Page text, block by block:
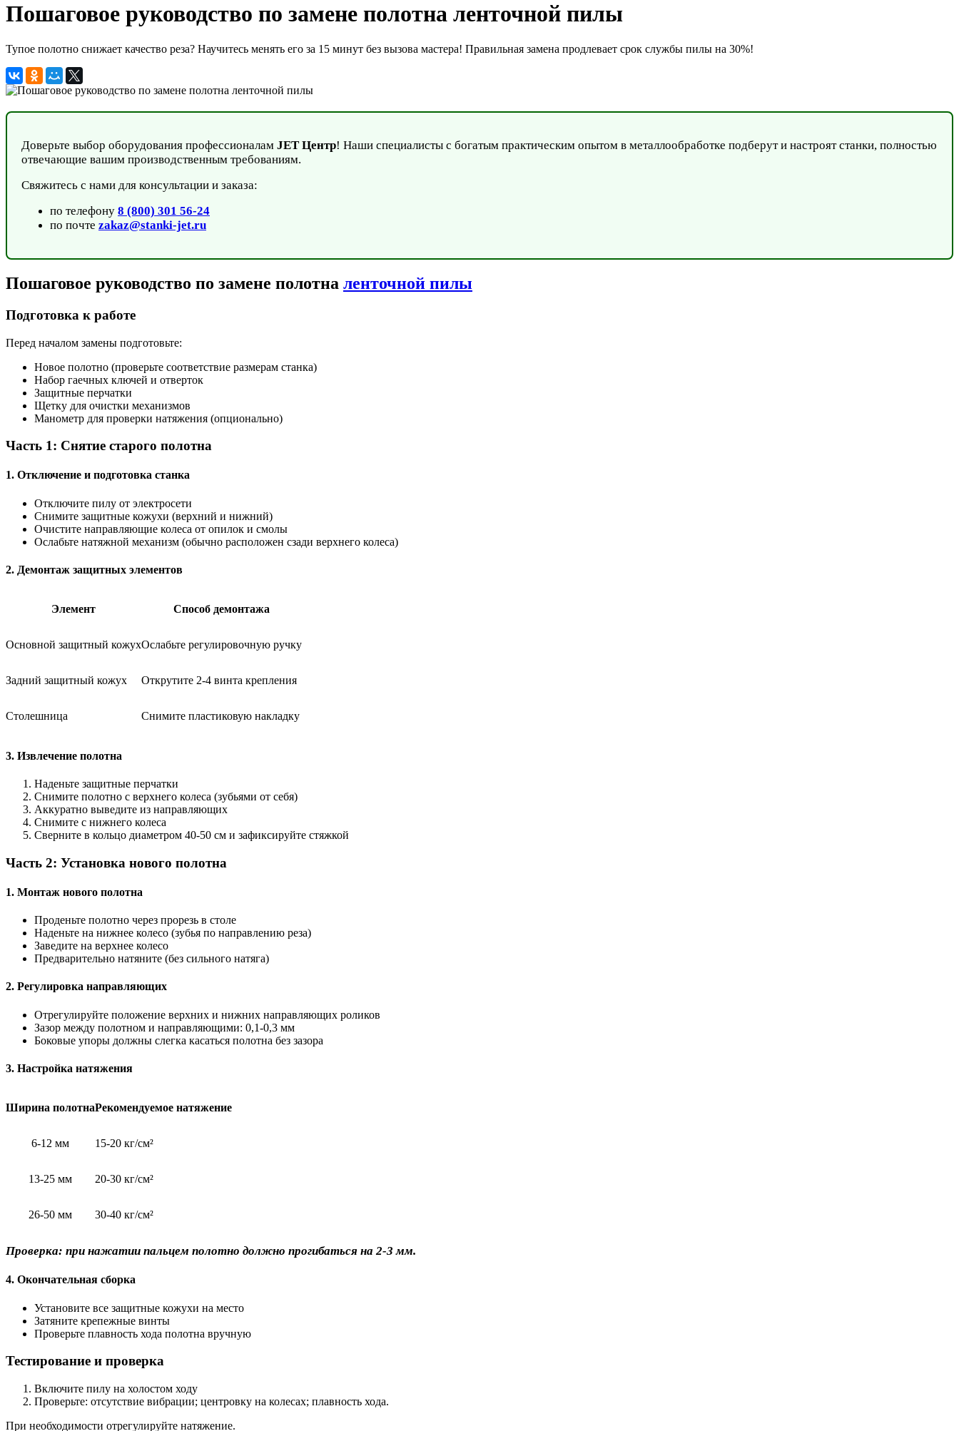
Пошаговое руководство по замене полотна ленточной пилы
Тупое полотно снижает качество реза? Научитесь менять его за 15 минут без вызова мастера! Правильная замена продлевает срок службы пилы на 30%!
Доверьте выбор оборудования профессионалам JET Центр! Наши специалисты с богатым практическим опытом в металлообработке подберут и настроят станки, полностью
отвечающие вашим производственным требованиям.
Свяжитесь с нами для консультации и заказа:
по телефону 8 (800) 301 56-24
по почте zakaz@stanki-jet.ru
Пошаговое руководство по замене полотна ленточной пилы
Подготовка к работе
Перед началом замены подготовьте:
Новое полотно (проверьте соответствие размерам станка)
Набор гаечных ключей и отверток
Защитные перчатки
Щетку для очистки механизмов
Манометр для проверки натяжения (опционально)
Часть 1: Снятие старого полотна
1. Отключение и подготовка станка
Отключите пилу от электросети
Снимите защитные кожухи (верхний и нижний)
Очистите направляющие колеса от опилок и смолы
Ослабьте натяжной механизм (обычно расположен сзади верхнего колеса)
2. Демонтаж защитных элементов
Элемент Способ демонтажа
Основной защитный кожухОслабьте регулировочную ручку
Задний защитный кожух Открутите 2-4 винта крепления
Столешница Снимите пластиковую накладку
3. Извлечение полотна
Наденьте защитные перчатки
Снимите полотно с верхнего колеса (зубьями от себя)
Аккуратно выведите из направляющих
Снимите с нижнего колеса
Сверните в кольцо диаметром 40-50 см и зафиксируйте стяжкой
Часть 2: Установка нового полотна
1. Монтаж нового полотна
Проденьте полотно через прорезь в столе
Наденьте на нижнее колесо (зубья по направлению реза)
Заведите на верхнее колесо
Предварительно натяните (без сильного натяга)
2. Регулировка направляющих
Отрегулируйте положение верхних и нижних направляющих роликов
Зазор между полотном и направляющими: 0,1-0,3 мм
Боковые упоры должны слегка касаться полотна без зазора
3. Настройка натяжения
Ширина полотнаРекомендуемое натяжение
6-12 мм 15-20 кг/см²
13-25 мм 20-30 кг/см²
26-50 мм 30-40 кг/см²
Проверка: при нажатии пальцем полотно должно прогибаться на 2-3 мм.
4. Окончательная сборка
Установите все защитные кожухи на место
Затяните крепежные винты
Проверьте плавность хода полотна вручную
Тестирование и проверка
Включите пилу на холостом ходу
Проверьте: отсутствие вибрации; центровку на колесах; плавность хода.
При необходимости отрегулируйте натяжение.